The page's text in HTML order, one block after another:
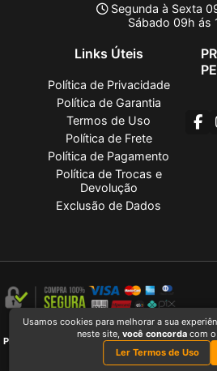
Segunda à Sexta
Sábado 09h ás
Links Úteis
Política de Privacidade
Política de Garantia
Termos de Uso
Política de Frete
Política de Pagamento
Política de Trocas e
Devolução
Exclusão de Dados
PRAGLIOLI AUTO PEÇAS LTDA 2026
PRAGLIOLI AUTO PEÇAS LTDAé uma empresa
03
Usamos cookies para melhorar a sua
neste site, você concordacom o
Ler Termos de Uso